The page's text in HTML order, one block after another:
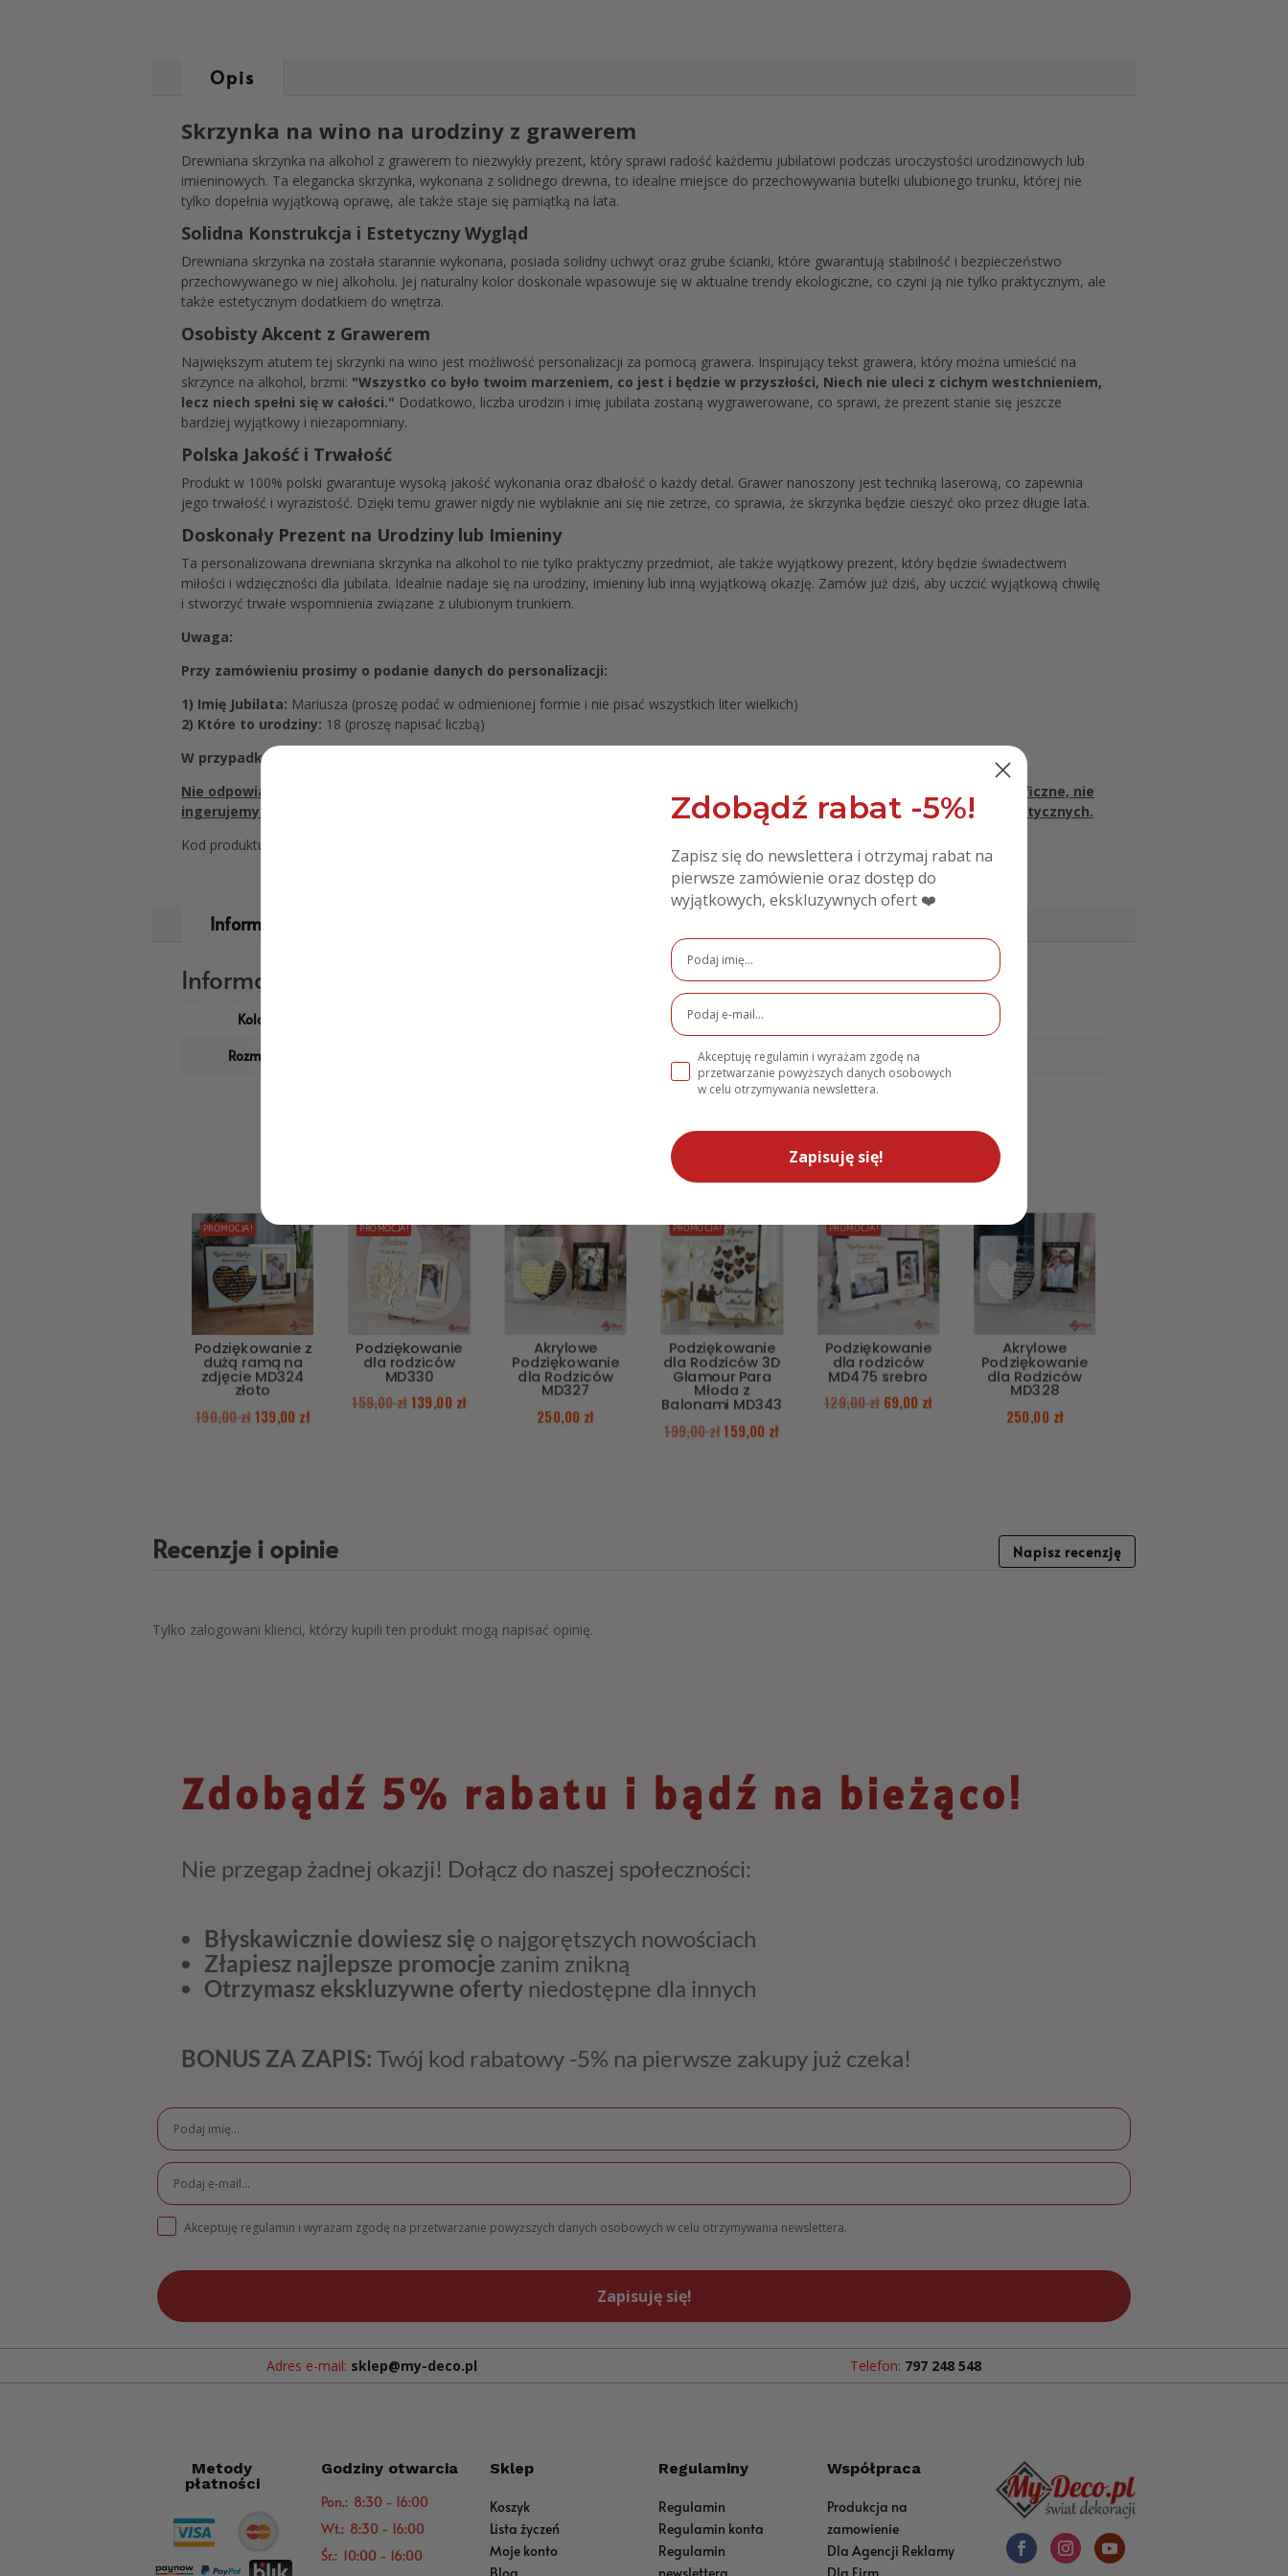
Opis
Skrzynka na wino na urodziny z grawerem
Drewniana skrzynka na alkohol z grawerem to niezwykły prezent, który sprawi radość każdemu jubilatowi podczas uroczystości urodzinowych lub
imieninowych. Ta elegancka skrzynka, wykonana z solidnego drewna, to idealne miejsce do przechowywania butelki ulubionego trunku, której nie
tylko dopełnia wyjątkową oprawę, ale także staje się pamiątką na lata.
Solidna Konstrukcja i Estetyczny Wygląd
Drewniana skrzynka na została starannie wykonana, posiada solidny uchwyt oraz grube ścianki, które gwarantują stabilność i bezpieczeństwo
przechowywanego w niej alkoholu. Jej naturalny kolor doskonale wpasowuje się w aktualne trendy ekologiczne, co czyni ją nie tylko praktycznym, ale
także estetycznym dodatkiem do wnętrza.
Osobisty Akcent z Grawerem
Największym atutem tej skrzynki na wino jest możliwość personalizacji za pomocą grawera. Inspirujący tekst grawera, który można umieścić na
skrzynce na alkohol, brzmi: "Wszystko co było twoim marzeniem, co jest i będzie w przyszłości, Niech nie uleci z cichym westchnieniem,
lecz niech spełni się w całości." Dodatkowo, liczba urodzin i imię jubilata zostaną wygrawerowane, co sprawi, że prezent stanie się jeszcze
bardziej wyjątkowy i niezapomniany.
Polska Jakość i Trwałość
Produkt w 100% polski gwarantuje wysoką jakość wykonania oraz dbałość o każdy detal. Grawer nanoszony jest techniką laserową, co zapewnia
jego trwałość i wyrazistość. Dzięki temu grawer nigdy nie wyblaknie ani się nie zetrze, co sprawia, że skrzynka będzie cieszyć oko przez długie lata.
Doskonały Prezent na Urodziny lub Imieniny
Ta personalizowana drewniana skrzynka na alkohol to nie tylko praktyczny przedmiot, ale także wyjątkowy prezent, który będzie świadectwem
miłości i wdzięczności dla jubilata. Idealnie nadaje się na urodziny, imieniny lub inną wyjątkową okazję. Zamów już dziś, aby uczcić wyjątkową chwilę
i stworzyć trwałe wspomnienia związane z ulubionym trunkiem.
Uwaga:
Przy zamówieniu prosimy o podanie danych do personalizacji:
1) Imię Jubilata: Mariusza (proszę podać w odmienionej formie i nie pisać wszystkich liter wielkich)
2) Które to urodziny: 18 (proszę napisać liczbą)
W przypadku nie podania którejkolwiek z danych, produkty zostaną wykonane bez danej personalizacji.
Nie odpowiadamy za: wszelkiego rodzaju literówki, błędną odmianę, pisanie wszystkimi dużymi literami czy błędy ortograficzne, nie
ingerujemy w treść, tylko ją kopiujemy i drukujemy, dlatego prosimy o staranne podanie personalizacji wg powyższych wytycznych.
Kod produktu: Skrzynka na wino na 18 urodziny z grawerem MD1164, Skrzynka zasuwana na 1 but. 197A
Informacje dodatkowe
Informacje dodatkowe
Kolor
Rozmiar
Podobne produkty
PROMOCJA!
Podziękowanie z
dużą ramą na
zdjęcie MD324
złoto
190,00 zł139,00 zł
PROMOCJA!
Podziękowanie
dla rodziców
MD330
159,00 zł139,00 zł
Akrylowe
Podziękowanie
dla Rodziców
MD327
250,00 zł
PROMOCJA!
Podziękowanie
dla Rodziców 3D
Glamour Para
Młoda z
Balonami MD343
199,00zł159,00 zł
PROMOCJA!
Podziękowanie
dla rodziców
MD475 srebro
129,00 zł 69,00 zł
Akrylowe
Podziękowanie
dla Rodziców
MD328
250,00 zł
Recenzje i opinie Napisz recenzję
Tylko zalogowani klienci, którzy kupili ten produkt mogą napisać opinię.
Zdobądź 5% rabatu i bądź na bieżąco!
Nie przegap żadnej okazji! Dołącz do naszej społeczności:
Błyskawicznie dowiesz się o najgorętszych nowościach
Złapiesz najlepsze promocje zanim znikną
Otrzymasz ekskluzywne oferty niedostępne dla innych
BONUS ZA ZAPIS: Twój kod rabatowy -5% na pierwsze zakupy już czeka!
Akceptuję regulamin i wyrażam zgodę na przetwarzanie powyższych danych osobowych w celu otrzymywania newslettera.
Zapisuję się!
Adres e-mail: sklep@my-deco.pl Telefon: 797 248 548
Metody
płatności
Godziny otwarcia
Pon.: 8:30 - 16:00
Wt.: 8:30 - 16:00
Śr.: 10:00 - 16:00
Sklep
Koszyk
Lista życzeń
Moje konto
Regulaminy
Regulamin
Regulamin konta
Regulamin
Współpraca
Produkcja na
zamowienie
Dla Agencji Reklamy
Zdobądź rabat -5%!
Zapisz się do newslettera i otrzymaj rabat na
pierwsze zamówienie oraz dostęp do
wyjątkowych, ekskluzywnych ofert ❤️
Akceptuję regulamin i wyrażam zgodę na
przetwarzanie powyższych danych osobowych
w celu otrzymywania newslettera.
Zapisuję się!